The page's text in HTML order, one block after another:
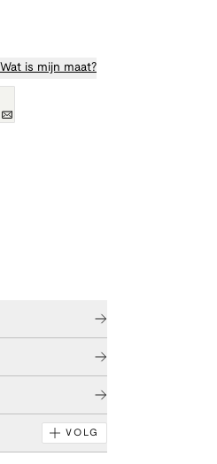
Wat is mijn maat?
VOLG